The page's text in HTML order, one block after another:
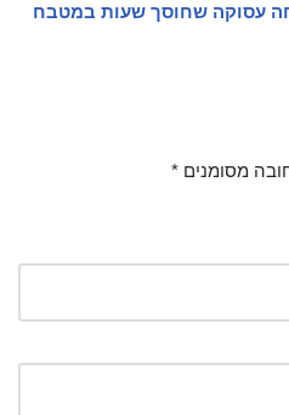
עסוקה שחוסך שעות במטבח
מסומנים *